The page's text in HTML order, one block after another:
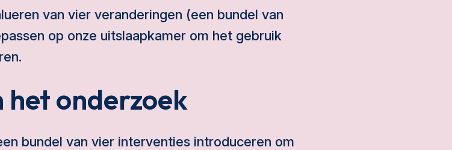
van vier veranderingen (een bundel van
op onze uitslaapkamer om het gebruik
onderzoek
bundel van vier interventies introduceren om